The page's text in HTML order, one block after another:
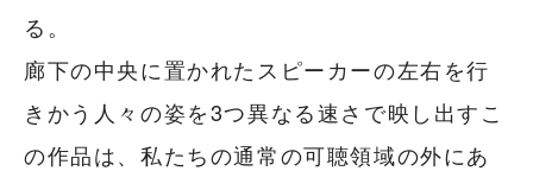
る。
廊下の中央に置かれたスピーカーの左右を行
きかう人々の姿を3つ異なる速さで映し出すこ
の作品は、私たちの通常の可聴領域の外にあ